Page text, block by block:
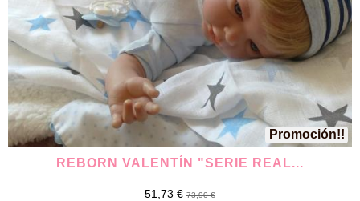
Promoción!!
REBORN VALENTÍN "SERIE REAL...
51,73 € 73,90 €